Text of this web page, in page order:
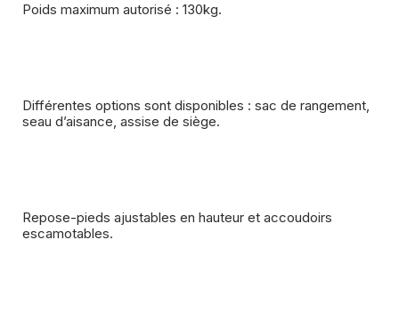
Poids maximum autorisé : 130kg.
Différentes options sont disponibles : sac de rangement,
seau d’aisance, assise de siège.
Repose-pieds ajustables en hauteur et accoudoirs
escamotables.